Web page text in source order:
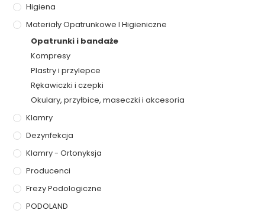
Higiena
Materiały Opatrunkowe I Higieniczne
Opatrunki i bandaże
Kompresy
Plastry i przylepce
Rękawiczki i czepki
Okulary, przyłbice, maseczki i akcesoria
Klamry
Dezynfekcja
Klamry - Ortonyksja
Producenci
Frezy Podologiczne
PODOLAND